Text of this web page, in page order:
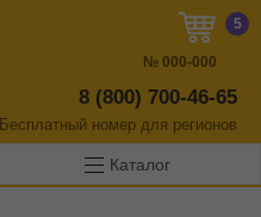
8 (800) 700-46-65
Бесплатный номер для регионов
5
№ 000-000
Каталог